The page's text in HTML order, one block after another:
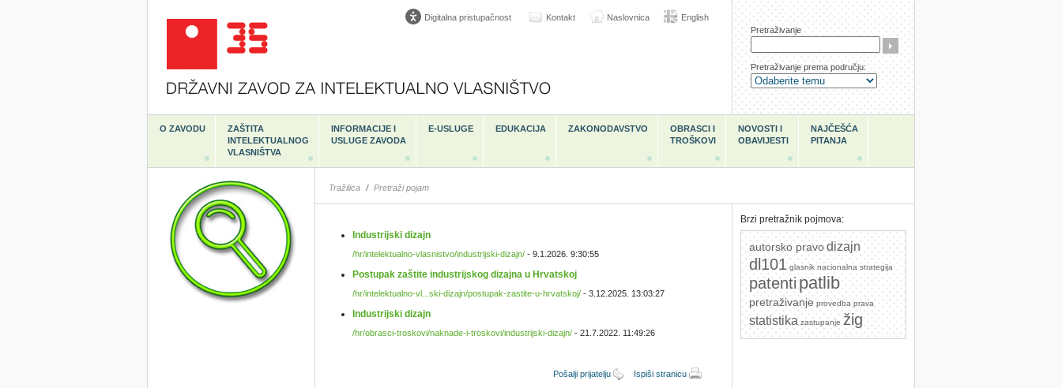
Pretraživanje
Pretraživanje prema području:
Kontakt Naslovnica English
Digitalna pristupačnost
O ZAVODU
ZAŠTITA
INTELEKTUALNOG
VLASNIŠTVA
INFORMACIJE I
USLUGE ZAVODA
E-USLUGE EDUKACIJA ZAKONODAVSTVO
OBRASCI I
TROŠKOVI
NOVOSTI I
OBAVIJESTI
NAJČEŠĆA
PITANJA
Tražilica / Pretraži pojam
Industrijski dizajn
/hr/intelektualno-vlasnistvo/industrijski-dizajn/ - 9.1.2026. 9:30:55
Postupak zaštite industrijskog dizajna u Hrvatskoj
/hr/intelektualno-vl...ski-dizajn/postupak-zastite-u-hrvatskoj/ - 3.12.2025. 13:03:27
Industrijski dizajn
/hr/obrasci-troskovi/naknade-i-troskovi/industrijski-dizajn/ - 21.7.2022. 11:49:26
Ispiši stranicu
Pošalji prijatelju
Brzi pretražnik pojmova:
autorsko pravodizajn
dl101 glasnik nacionalna strategija
patenti patlib
pretraživanje provedba prava
statistika zastupanje žig